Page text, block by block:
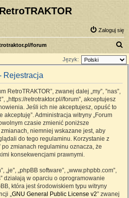
Zaloguj się
forum
z
Język:
Rejestracja
RetroTRAKTOR”, zwanej dalej „my”, ”nas”,
„https://retrotraktor.pl//forum”, akceptujesz
Jeśli ich nie akceptujesz, opuść to
akceptuję”. Administracja witryny „Forum
czasie zmienić poniższe
niemniej wskazane jest, aby
do tego regulaminu. Korzystanie z
po zmianach regulaminu oznacza, że
konsekwencjami prawnymi.
„je”, „phpBB software”, „www.phpbb.com”,
działają w oparciu o oprogramowanie
która jest środowiskiem typu witryny
„GNU General Public License v2” zwanej